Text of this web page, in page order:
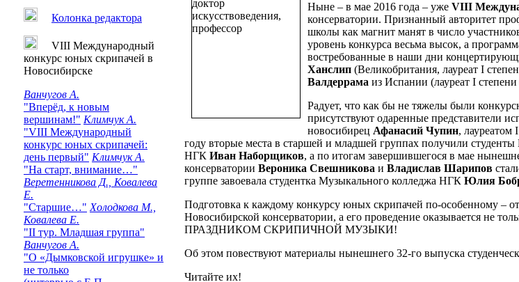
Колонка редактора
VIII Международный
конкурс юных скрипачей в
Новосибирске
Ванчугов А.
"Вперёд, к новым
вершинам!" Климчук А.
"VIII Международный
конкурс юных скрипачей:
день первый" Климчук А.
"На старт, внимание…"
Веретенникова Д., Ковалева
Е.
"Старшие…" Холодкова М.,
Ковалева Е.
"II тур. Младшая группа"
Ванчугов А.
"О «Дымковской игрушке» и
не только
Ныне – в мае 2016 года – уже VIII
консерватории. Признанный авторитет
школы как магнит манят в число
уровень конкурса весьма высок, а
востребованные в наши дни
Ханслип (Великобритания, лауреат I
Валдеррама из Испании (лауреат I
Радует, что как бы не тяжелы были
присутствуют одаренные представители
новосибирец Афанасий Чупин, лауреатом
году вторые места в старшей и младшей группах получили
НГК Иван Наборщиков, а по итогам завершившегося в мае
консерватории Вероника Свешникова и Владислав Шарипов
группе завоевала студентка Музыкального колледжа НГК Юлия
Подготовка к каждому конкурсу юных скрипачей по-особенному –
Новосибирской консерватории, а его проведение оказывается не
ПРАЗДНИКОМ СКРИПИЧНОЙ МУЗЫКИ!
Об этом повествуют материалы нынешнего 32-го выпуска
Читайте их!